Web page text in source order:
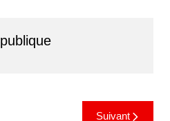
Suivant